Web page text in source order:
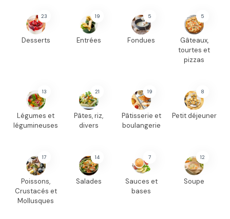
23
Desserts
19
Entrées
5
Fondues
5
Gâteaux,
tourtes et
pizzas
13
Légumes et
légumineuses
21
Pâtes, riz,
divers
19
Pâtisserie et
boulangerie
8
Petit déjeuner
17
Poissons,
Crustacés et
Mollusques
14
Salades
7
Sauces et
bases
12
Soupe